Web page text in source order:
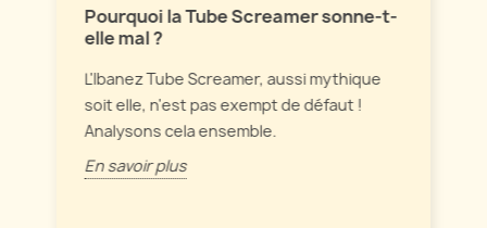
Pourquoi la Tube Screamer sonne-t-
elle mal ?
L'Ibanez Tube Screamer, aussi mythique
soit elle, n'est pas exempt de défaut !
Analysons cela ensemble.
En savoir plus